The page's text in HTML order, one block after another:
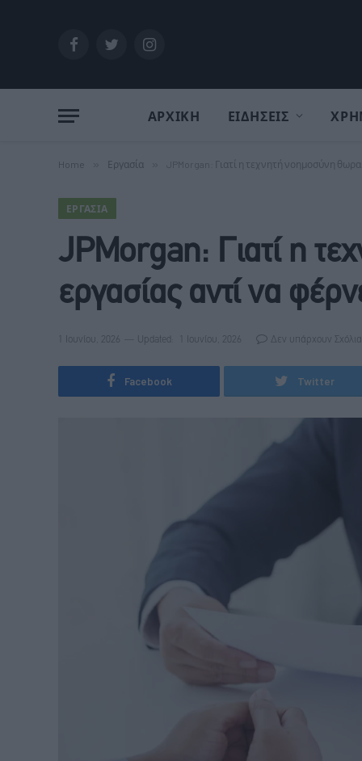
FacebookTwitterInstagram
ΑΡΧΙΚΗ ΕΙΔΗΣΕΙΣ
Home Εργασία JPMorgan: Γιατί η τεχνητή νοημοσύνη
ΕΡΓΑΣΊΑ
JPMorgan: Γιατί η
εργασίας αντί να
1 Ιουνίου, 2026 Updated: 1 Ιουνίου, 2026 Δεν υπάρχουν Σχόλια
Facebook Twitter